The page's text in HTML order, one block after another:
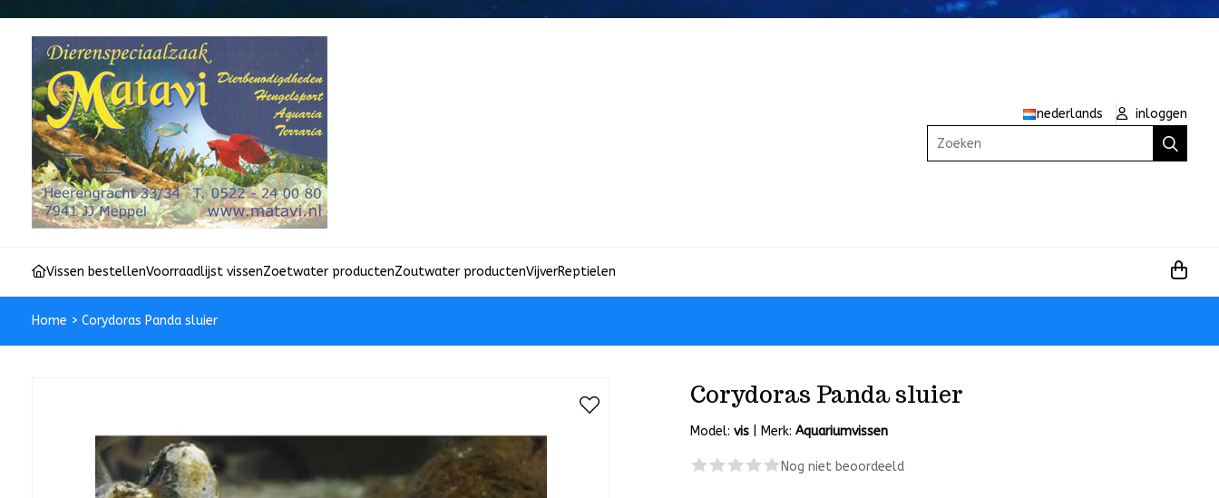
nederlands
inloggen
Zoeken
Vissen bestellenVoorraadlijst vissenZoetwater productenZoutwater productenVijverReptielen
Home > Corydoras Panda sluier
Corydoras Panda sluier
Model:vis Merk:Aquariumvissen
Nog niet beoordeeld